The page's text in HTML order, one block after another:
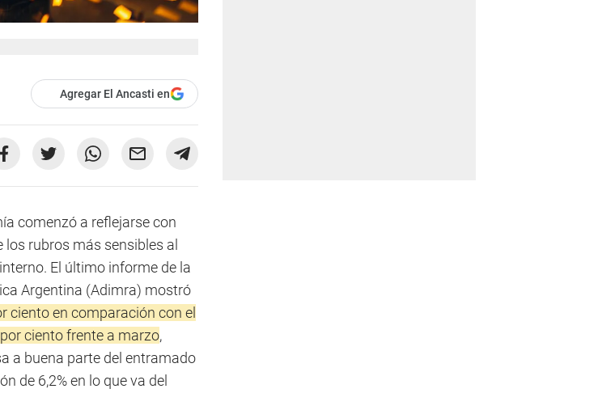
Agregar El Ancasti en
comenzó a reflejarse con
los rubros más sensibles al
El último informe de la
Argentina (Adimra) mostró
ciento en comparación con el
ciento frente a marzo,
a buena parte del entramado
de 6,2% en lo que va del